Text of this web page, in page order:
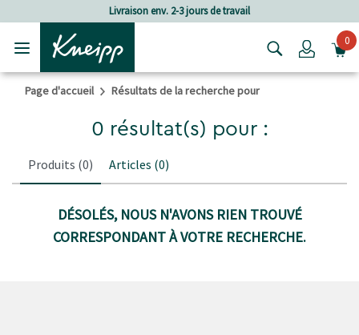
Passer au contenu principal
Passer au contenu du pied de page
Livraison env. 2-3 jours de travail
Login0
Page d'accueil Résultats de la recherche pour
0 résultat(s) pour :
Produits (0) Articles (0)
DÉSOLÉS, NOUS N'AVONS RIEN TROUVÉ
CORRESPONDANT À VOTRE RECHERCHE.